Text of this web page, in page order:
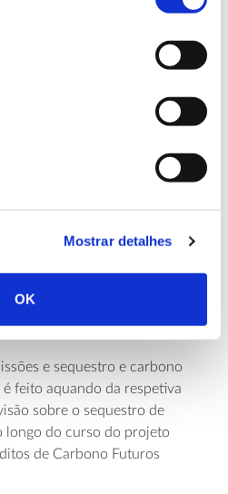
Mostrar detalhes
OK
deste balanço entre
como emissor
, ou como
este reservatório.
utilizada durante o projeto,
devolvida ao promotor após
a floresta instalada seja
futuros
e sequestro e carbono
feito aquando da respetiva
sobre o sequestro de
longo do curso do projeto
de Carbono Futuros